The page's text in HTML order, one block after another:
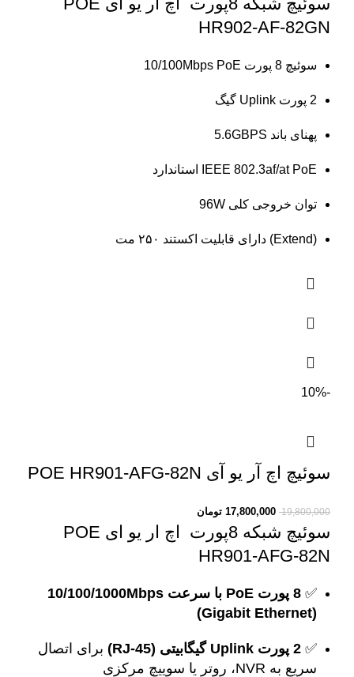
HR902-AF-82GN
سوئیچ 8 پورت 10/100Mbps PoE
2 پورت Uplink گیگ
پهنای باند 5.6GBPS
IEEE 802.3af/at PoE استاندارد
توان خروجی کلی 96W
(Extend) دارای قابلیت اکستند ۲۵۰ مت
-10%
سوئیچ اچ آر یو آی POE HR901-AFG-82N
19,800,000
17,800,000 تومان
سوئیچ شبکه 8پورت اچ ار یو ای POE
HR901-AFG-82N
✅
8 پورت PoE با سرعت 10/100/1000Mbps
(Gigabit Ethernet)
✅ 2 پورت Uplink گیگابیتی (RJ-45)
برای اتصال
سریع به NVR، روتر یا سوییچ مرکزی